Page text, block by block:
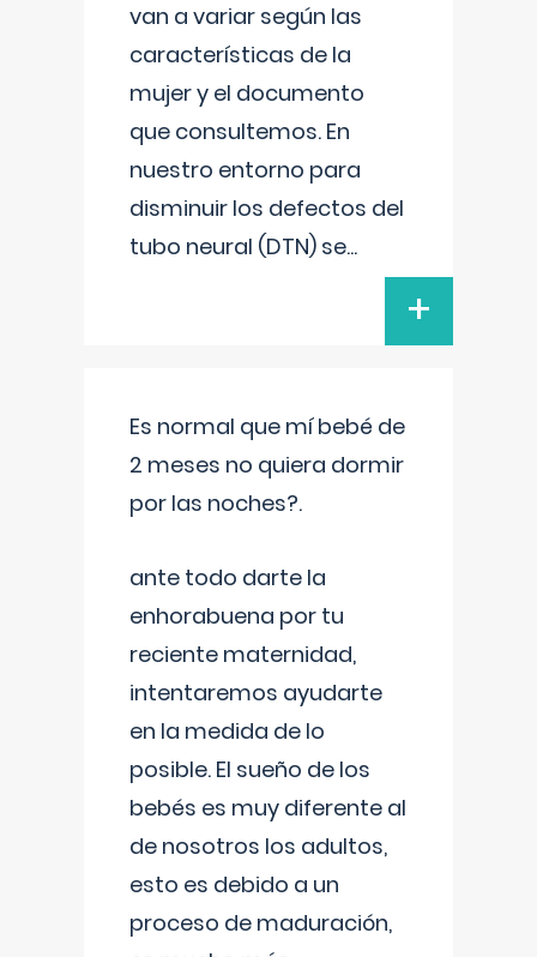
van a variar según las
características de la
mujer y el documento
que consultemos. En
nuestro entorno para
disminuir los defectos del
tubo neural (DTN) se...
+
Es normal que mí bebé de
2 meses no quiera dormir
por las noches?.
ante todo darte la
enhorabuena por tu
reciente maternidad,
intentaremos ayudarte
en la medida de lo
posible. El sueño de los
bebés es muy diferente al
de nosotros los adultos,
esto es debido a un
proceso de maduración,